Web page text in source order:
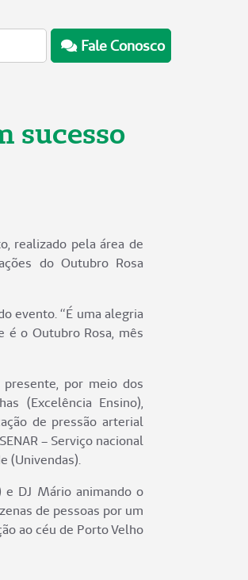
Fale Conosco
sucesso
realizado pela área de
do Outubro Rosa
evento. “É uma alegria
é o Outubro Rosa, mês
por meio dos
(Excelência Ensino),
de pressão arterial
– Serviço nacional
(Univendas).
e DJ Mário animando o
de pessoas por um
ao céu de Porto Velho